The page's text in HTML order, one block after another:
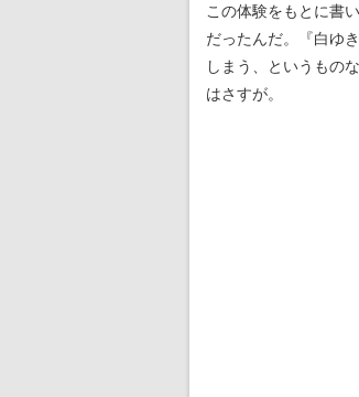
この体験をもとに書
だったんだ。『白ゆ
しまう、というもの
はさすが。